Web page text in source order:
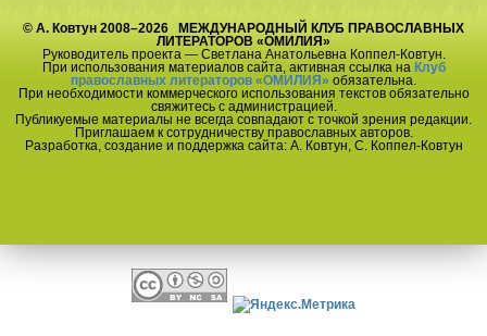
© А. Ковтун 2008–2026 МЕЖДУНАРОДНЫЙ КЛУБ ПРАВОСЛАВНЫХ
ЛИТЕРАТОРОВ «ОМИЛИЯ»
Руководитель проекта — Светлана Анатольевна Коппел-Ковтун.
При использования материалов сайта, активная ссылка на Клуб
православных литераторов «ОМИЛИЯ» обязательна.
При необходимости коммерческого использования текстов обязательно
свяжитесь с администрацией.
Публикуемые материалы не всегда совпадают с точкой зрения редакции.
Приглашаем к сотрудничеству православных авторов.
Разработка, создание и поддержка сайта: А. Ковтун, С. Коппел-Ковтун